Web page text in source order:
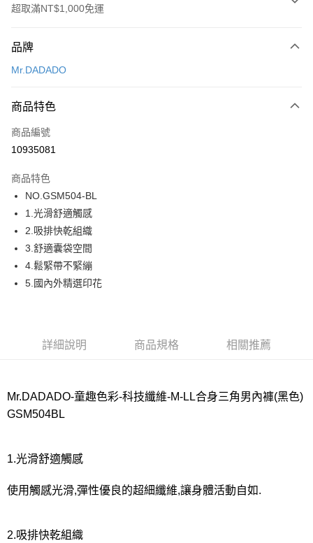
超取滿NT$1,000免運
信用卡一次付款
LINE Pay
街口支付
運送方式
全家取貨付款
每筆NT$80，滿NT$1,000(含以上)免運費
付款後全家取貨
每筆NT$80，滿NT$1,000(含以上)免運費
付款後7-11取貨
宅配
每筆NT$80，滿NT$1,000(含以上)免運費
每筆NT$220
付款後門市自取
品牌
Mr.DADADO
商品特色
商品編號
10935081
商品特色
NO.GSM504-BL
1.光滑舒適觸感
2.吸排快乾組織
3.舒適囊袋空間
4.鬆緊帶不緊繃
5.國內外精選印花
詳細說明 商品規格 相關推薦
Mr.DADADO-童趣色彩-科技纖維-M-LL合身三角男內褲(黑色)
GSM504BL
1.光滑舒適觸感
使用觸感光滑,彈性優良的超細纖維,讓身體活動自如.
2.吸排快乾組織